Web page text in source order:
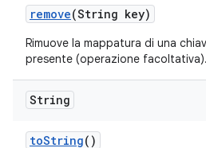
remove(String key)
Rimuove la mappatura di una
presente (operazione facoltativa).
String
toString()